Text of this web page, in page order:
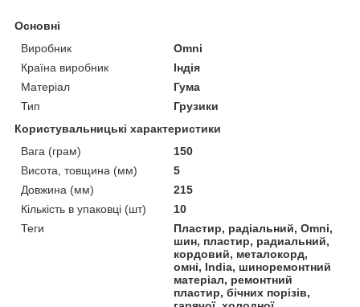
Основні
Виробник
Omni
Країна виробник
Індія
Матеріал
Гума
Тип
Грузики
Користувальницькі характеристики
Вага (грам)
150
Висота, товщина (мм)
5
Довжина (мм)
215
Кількість в упаковці (шт)
10
Теги
Пластир, радіальний, Omni,
шин, пластир, радиальний,
кордовий, металокорд,
омні, India, шиноремонтний
матеріал, ремонтний
пластир, бічних порізів,